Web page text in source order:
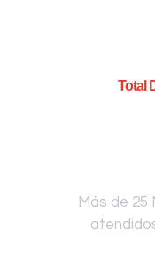
Total
Más de 25